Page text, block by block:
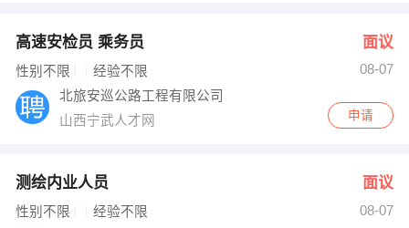
高速安检员 乘务员 面议
性别不限 经验不限
08-07
北旅安巡公路工程有限公司
山西宁武人才网
申请
测绘内业人员 面议
性别不限 经验不限
08-07